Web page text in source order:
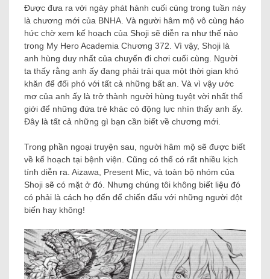
Được đưa ra với ngày phát hành cuối cùng trong tuần này
là chương mới của BNHA. Và người hâm mộ vô cùng háo
hức chờ xem kế hoạch của Shoji sẽ diễn ra như thế nào
trong My Hero Academia Chương 372. Vì vậy, Shoji là
anh hùng duy nhất của chuyến đi chơi cuối cùng. Người
ta thấy rằng anh ấy đang phải trải qua một thời gian khó
khăn để đối phó với tất cả những bất an. Và vì vậy ước
mơ của anh ấy là trở thành người hùng tuyệt vời nhất thế
giới để những đứa trẻ khác có động lực nhìn thấy anh ấy.
Đây là tất cả những gì bạn cần biết về chương mới.
Trong phần ngoại truyện sau, người hâm mộ sẽ được biết
về kế hoạch tại bệnh viện. Cũng có thể có rất nhiều kịch
tính diễn ra. Aizawa, Present Mic, và toàn bộ nhóm của
Shoji sẽ có mặt ở đó. Nhưng chúng tôi không biết liệu đó
có phải là cách họ đến để chiến đấu với những người đột
biến hay không!